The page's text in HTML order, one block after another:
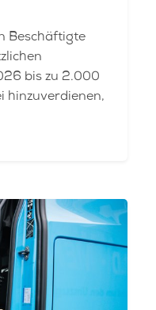
Beschäftigte
bis zu 2.000
hinzuverdienen,